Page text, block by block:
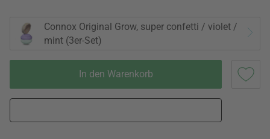
Connox Original Grow, super confetti / violet /
mint (3er-Set)
In den Warenkorb